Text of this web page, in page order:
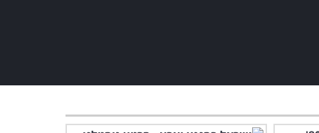
9:35
לכל אחד מהחתולים האלה יש
לראות!